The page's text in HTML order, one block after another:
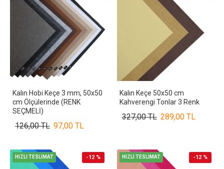
Kalın Hobi Keçe 3 mm, 50x50
cm Ölçülerinde (RENK
SEÇMELİ)
97,00 TL
126,00 TL
Kalın Keçe 50x50 cm
Kahverengi Tonlar 3 Renk
289,00 TL
327,00 TL
HIZLI TESLİMAT -12 % HIZLI TESLİMAT -12 %